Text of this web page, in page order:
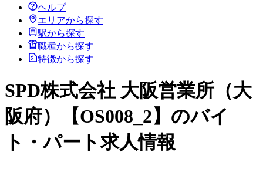
ヘルプ
エリアから探す
駅から探す
職種から探す
特徴から探す
SPD株式会社 大阪営業所（大
阪府）【OS008_2】のバイ
ト・パート求人情報